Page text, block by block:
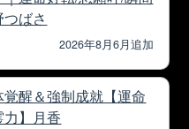
ばさ
2026年8月6月追加
醒＆強制成就【運命
】月香